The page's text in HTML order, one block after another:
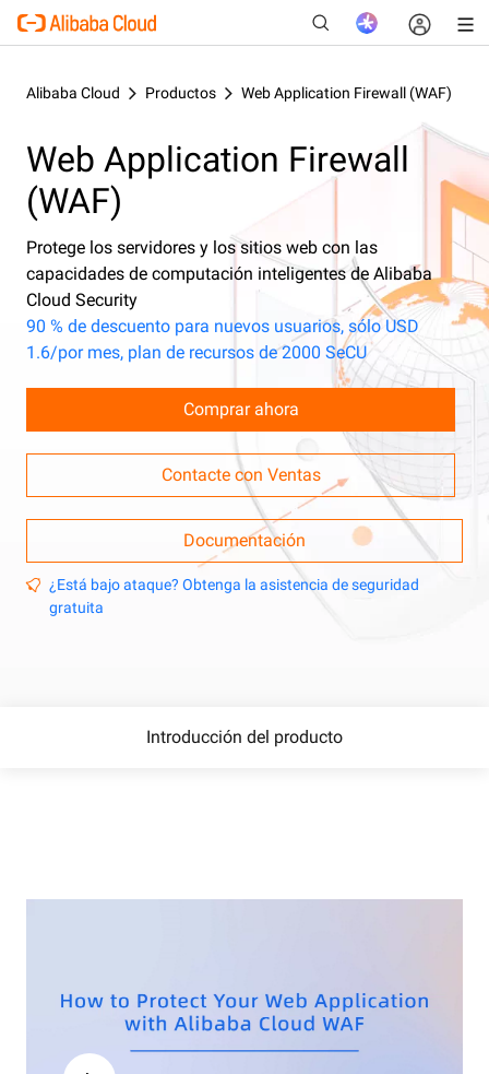
Alibaba Cloud Productos Web Application Firewall (WAF)
Web Application Firewall
(WAF)
Protege los servidores y los sitios web con las
capacidades de computación inteligentes de Alibaba
Cloud Security
90 % de descuento para nuevos usuarios, sólo USD
1.6/por mes, plan de recursos de 2000 SeCU
Comprar ahora
Contacte con Ventas
Documentación
¿Está bajo ataque? Obtenga la asistencia de seguridad
gratuita
Introducción del producto